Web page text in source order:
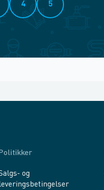
4 5
Politikker
og